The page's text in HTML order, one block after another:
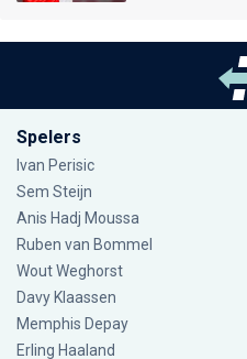
Spelers
Ivan Perisic
Sem Steijn
Anis Hadj Moussa
Ruben van Bommel
Wout Weghorst
Davy Klaassen
Memphis Depay
Erling Haaland